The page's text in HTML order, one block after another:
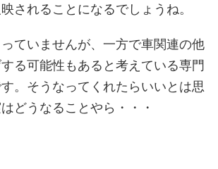
されることになるでしょうね。
ていませんが、一方で車関連の他
る可能性もあると考えている専門
。そうなってくれたらいいとは思
どうなることやら・・・